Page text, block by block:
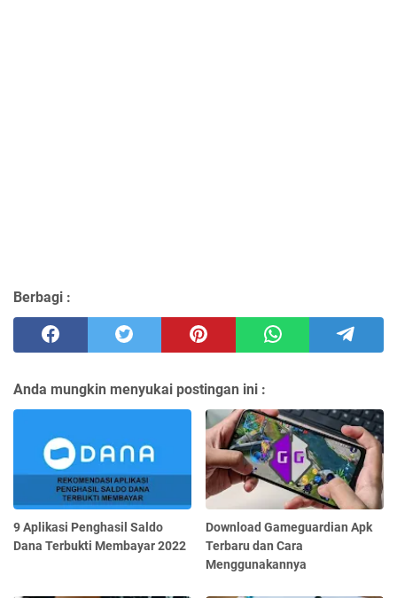
Berbagi :
Anda mungkin menyukai postingan ini :
9 Aplikasi Penghasil Saldo
Dana Terbukti Membayar 2022
Download Gameguardian Apk
Terbaru dan Cara
Menggunakannya